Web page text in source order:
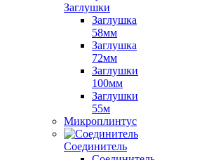
Заглушки
Заглушка
58мм
Заглушка
72мм
Заглушки
100мм
Заглушки
55м
Микроплинтус
Соединитель